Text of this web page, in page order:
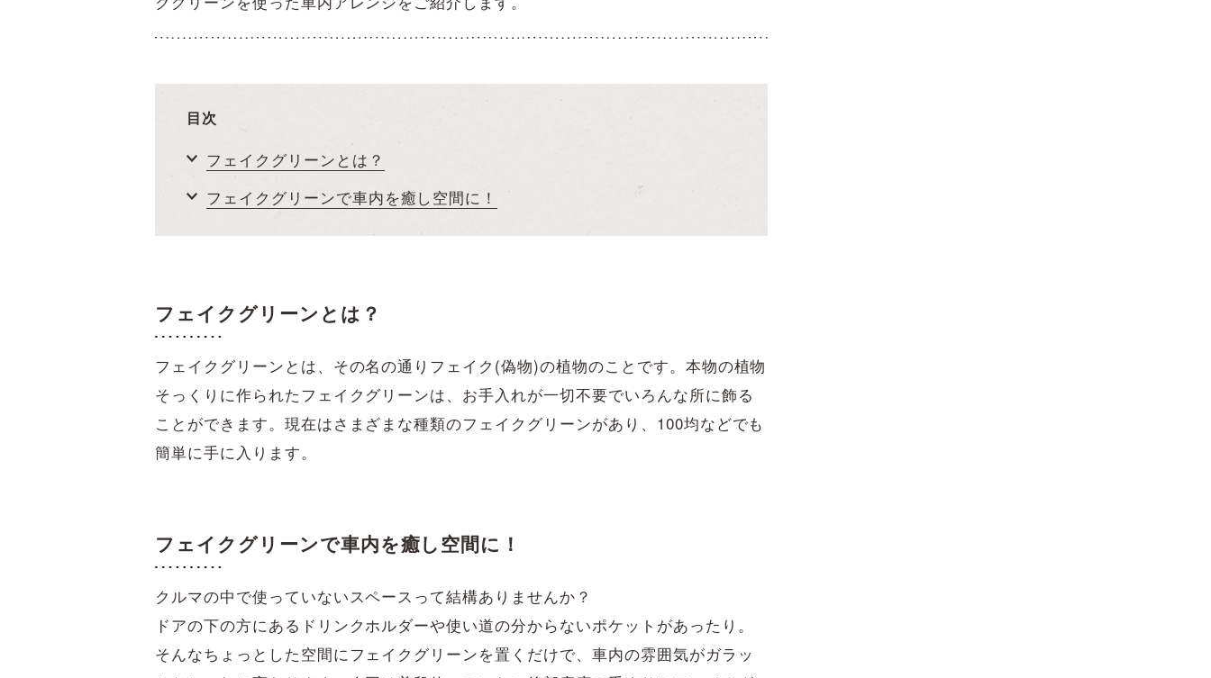
目次
フェイクグリーンとは？
フェイクグリーンで車内を癒し空間に！
フェイクグリーンとは？
フェイクグリーンとは、その名の通りフェイク(偽物)の植物のことです。本物の植物
そっくりに作られたフェイクグリーンは、お手入れが一切不要でいろんな所に飾る
ことができます。現在はさまざまな種類のフェイクグリーンがあり、100均などでも
簡単に手に入ります。
フェイクグリーンで車内を癒し空間に！
クルマの中で使っていないスペースって結構ありませんか？
ドアの下の方にあるドリンクホルダーや使い道の分からないポケットがあったり。
そんなちょっとした空間にフェイクグリーンを置くだけで、車内の雰囲気がガラッ